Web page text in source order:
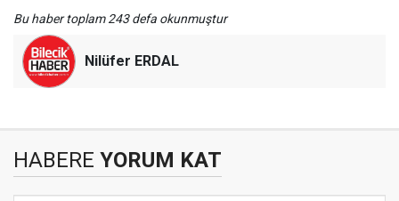
Bu haber toplam 243 defa okunmuştur
Nilüfer ERDAL
HABERE YORUM KAT